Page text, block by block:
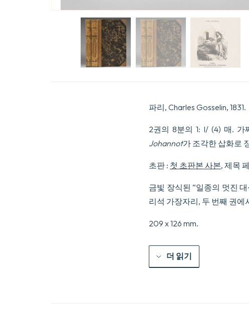
파리, Charles Gosselin, 1831.
2권의 8분의 1: I/ (4) 매.
Johannot가 조각한 삽화로
초판 : 첫 초판본 사본, 제목
금빛 장식된 “일종의 멋진
리석 가장자리, 두 번째 권에
209 x 126 mm.
더 읽기